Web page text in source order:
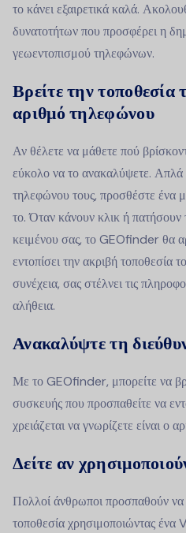
το κάνει εξαιρετικά καλά.
δυνατοτήτων που προσφέρει η
γεωεντοπισμού τηλεφώνων.
Βρείτε την τοποθεσία
αριθμό τηλεφώνου
Αν θέλετε να μάθετε πού
εύκολο να το ανακαλύψετε. Απλά
τηλεφώνου τους, προσθέστε ένα
το. Όταν κάνουν κλικ ή
κειμένου σας, το GEOfinder θα
εντοπίσει την ακριβή τοποθεσία
συνέχεια, σας στέλνει τις
αλήθεια.
Ανακαλύψτε τη
Με το GEOfinder, μπορείτε να
συσκευής που προσπαθείτε να
χρειάζεται να γνωρίζετε είναι ο
Δείτε αν
Πολλοί άνθρωποι προσπαθούν
τοποθεσία χρησιμοποιώντας